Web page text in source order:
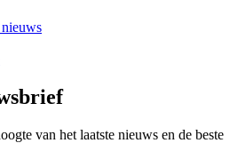
van het laatste nieuws en de beste